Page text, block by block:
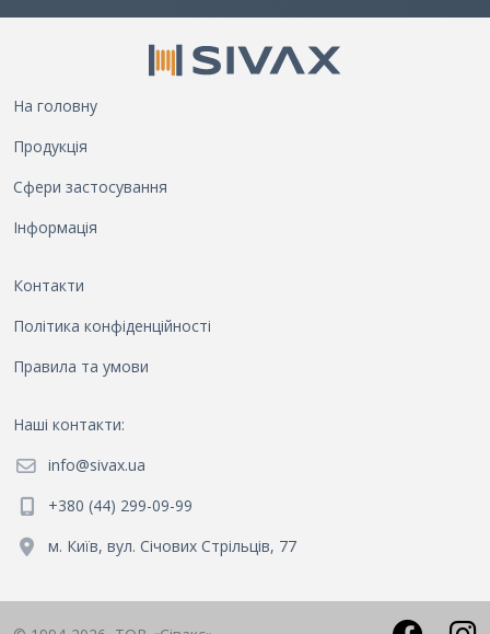
На головну
Продукція
Сфери застосування
Інформація
Контакти
Політика конфіденційності
Правила та умови
Наші контакти:
info@sivax.ua
+380 (44) 299-09-99
м. Київ, вул. Січових Стрільців, 77